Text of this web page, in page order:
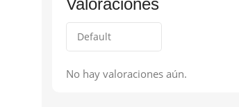
Valoraciones
No hay valoraciones aún.